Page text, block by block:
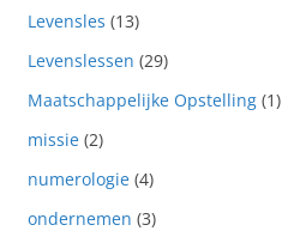
Levensles (13)
Levenslessen (29)
Maatschappelijke Opstelling(1)
missie(2)
numerologie(4)
ondernemen (3)